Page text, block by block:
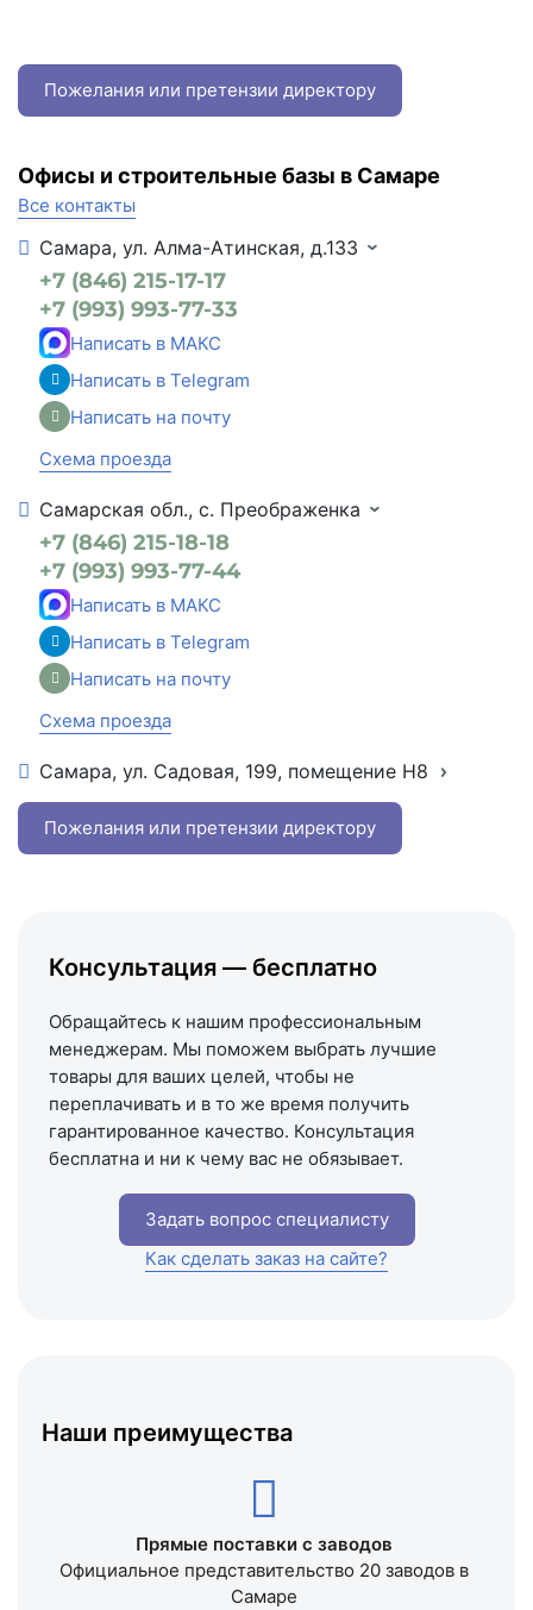
Пожелания или претензии директору
Офисы и строительные базы в Самаре
Все контакты
Самара, ул. Алма-Атинская, д.133
+7 (846) 215-17-17
+7 (993) 993-77-33
Написать в МАКС
Написать в Telegram
Написать на почту
Схема проезда
Самарская обл., с. Преображенка
+7 (846) 215-18-18
+7 (993) 993-77-44
Написать в МАКС
Написать в Telegram
Написать на почту
Схема проезда
Самара, ул. Садовая, 199, помещение Н8
+7 (993) 993-77-22
Написать в МАКС
Схема проезда
Пожелания или претензии директору
Наши преимущества
Прямые поставки с заводов
Официальное представительство 20 заводов в
Самаре
Консультация — бесплатно
Обращайтесь к нашим профессиональным
менеджерам. Мы поможем выбрать лучшие
товары для ваших целей, чтобы не
переплачивать и в то же время получить
гарантированное качество. Консультация
бесплатна и ни к чему вас не обязывает.
Задать вопрос специалисту
Как сделать заказ на сайте?